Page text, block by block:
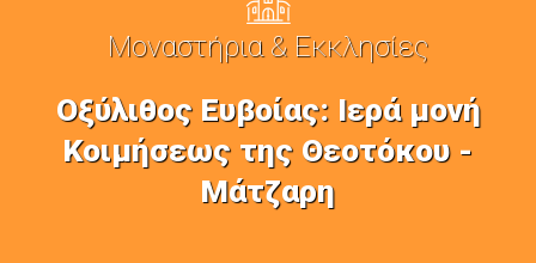
Μοναστήρια & Εκκλησίες
Οξύλιθος Ευβοίας: Ιερά μονή
Κοιμήσεως της Θεοτόκου -
Μάτζαρη